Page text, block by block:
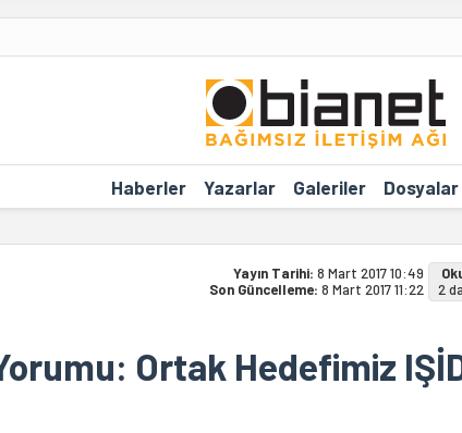
Haberler Yazarlar Galeriler Dosyalar
Yayın Tarihi: 8 Mart 2017 10:49
Son Güncelleme: 8 Mart 2017 11:22
2
Ortak Hedefimiz